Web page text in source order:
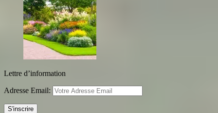
Lettre d’information
Adresse Email: